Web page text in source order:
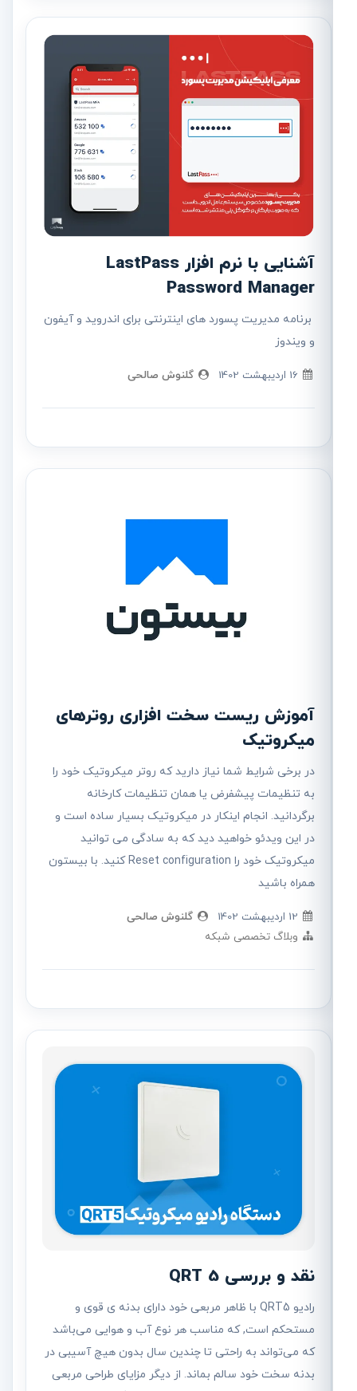
آشنایی با نرم افزار LastPass
Password Manager
برنامه مدیریت پسورد های اینترنتی برای اندروید و آیفون
و ویندوز
گلنوش صالحی
آموزش ریست سخت افزاری روترهای
میکروتیک
در برخی شرایط شما نیاز دارید که روتر میکروتیک خود را
به تنظیمات پیشفرض یا همان تنظیمات کارخانه
برگردانید. انجام اینکار در میکروتیک بسیار ساده است و
در این ویدئو خواهید دید که به سادگی می توانید
میکروتیک خود را Reset configuration کنید. با بیستون
همراه باشید
گلنوش صالحی
وبلاگ تخصصی شبکه
نقد و بررسی QRT 5
رادیو QRT5 با ظاهر مربعی خود دارای بدنه ی قوی و
مستحکم است, که مناسب هر نوع آب و هوایی می‌باشد
که می‌تواند به راحتی تا چندین سال بدون هیچ آسیبی در
بدنه سخت خود سالم بماند. از دیگر مزایای طراحی مربعی